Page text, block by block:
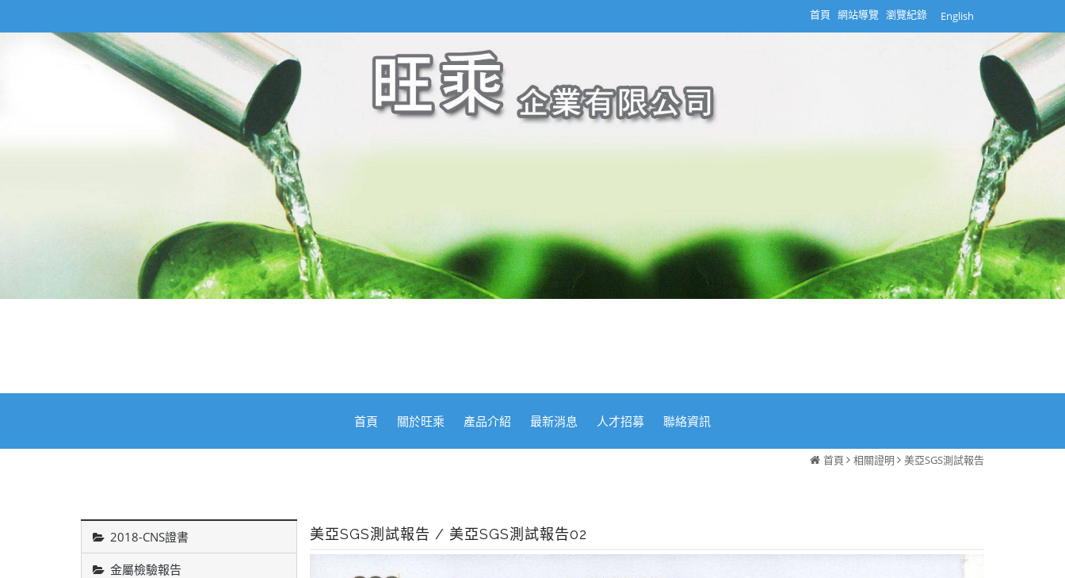
首頁 網站導覽 English
瀏覽紀錄
首頁 關於旺乘 產品介紹 最新消息 人才招募 聯絡資訊
首頁 相關證明 美亞SGS測試報告
2018-CNS證書
金屬檢驗報告
美亞SGS測試報告 / 美亞SGS測試報告02